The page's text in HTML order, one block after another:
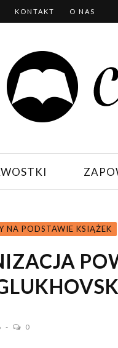
KONTAKT O NAS
NA PODSTAWIE KSIĄŻEK
0